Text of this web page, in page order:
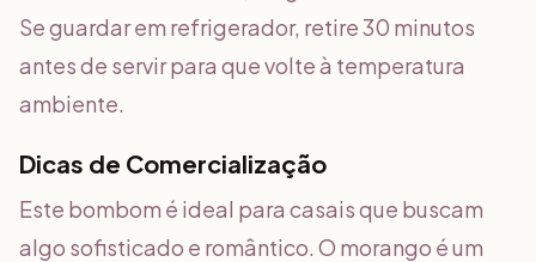
Se guardar em refrigerador, retire 30 minutos
antes de servir para que volte à temperatura
ambiente.
Dicas de Comercialização
Este bombom é ideal para casais que buscam
algo sofisticado e romântico. O morango é um